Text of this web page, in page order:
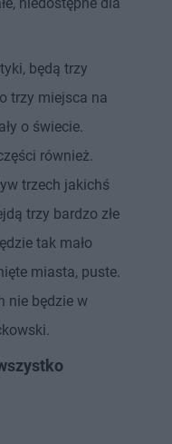
będą trzy
trzy miejsca na
o świecie.
również.
trzech jakichś
trzy bardzo złe
tak mało
miasta, puste.
nie będzie w